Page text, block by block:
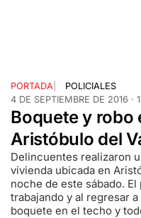
PORTADA
POLICIALES
4 DE SEPTIEMBRE DE 2016 ·
Boquete y robo
Aristóbulo del
Delincuentes realizaron
vivienda ubicada en
noche de este sábado.
trabajando y al regresar
boquete en el techo y